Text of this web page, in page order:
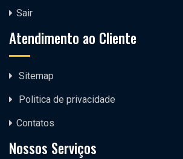
Sair
Atendimento ao Cliente
Sitemap
Politica de privacidade
Contatos
Nossos Serviços